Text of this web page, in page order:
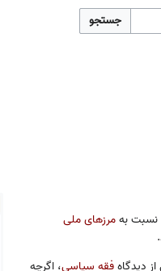
جستجو
نسبت بهمرزهای ملی
دیدگاهفقه سیاسی، اگرچه